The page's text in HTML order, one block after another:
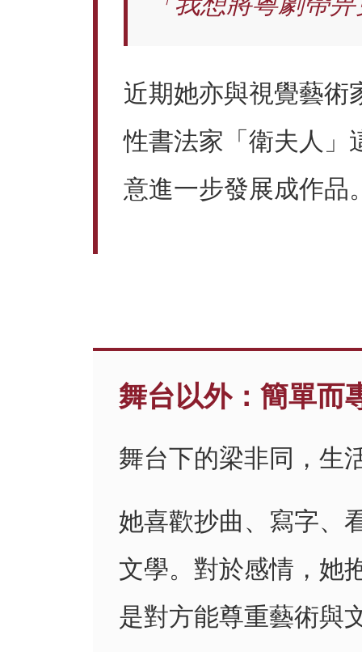
近期她亦與視覺藝術
性書法家「衛夫人」
意進一步發展成作品
舞台以外：簡單而
舞台下的梁非同，生
她喜歡抄曲、寫字、
文學。對於感情，她
是對方能尊重藝術與